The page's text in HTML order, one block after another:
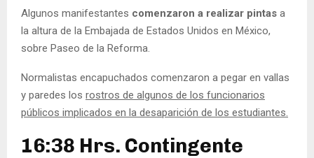
Algunos manifestantes comenzaron a realizar pintas a
la altura de la Embajada de Estados Unidos en México,
sobre Paseo de la Reforma.
Normalistas encapuchados comenzaron a pegar en vallas
y paredes los rostros de algunos de los funcionarios
públicos implicados en la desaparición de los estudiantes.
16:38 Hrs. Contingente